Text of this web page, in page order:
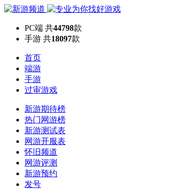
PC端 共44798款
手游 共18097款
首页
端游
手游
过审游戏
新游期待榜
热门网游榜
新游测试表
网游开服表
怀旧频道
网游评测
新游预约
发号